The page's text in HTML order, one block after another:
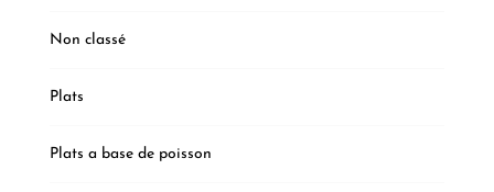
Non classé
Plats
Plats a base de poisson